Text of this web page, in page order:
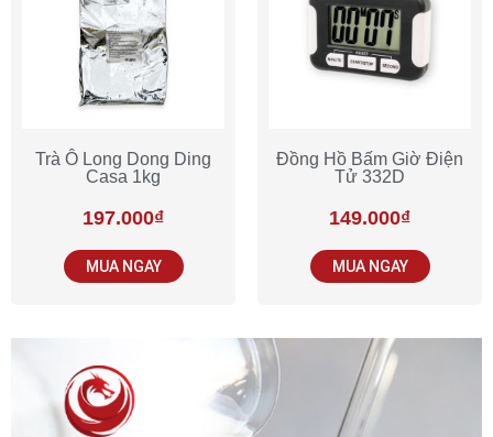
Trà Ô Long Dong Ding
Casa 1kg
197.000₫
MUA NGAY
Đồng Hồ Bấm Giờ Điện
Tử 332D
149.000₫
MUA NGAY